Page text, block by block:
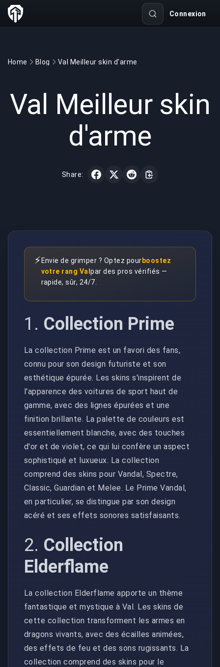
Connexion
Home Blog Val Meilleur skin d'arme
Val Meilleur skin
d'arme
Share:
⚡ Envie de grimper ? Optez pourboostez
votre rang Valpar des pros vérifiés —
rapide, sûr, 24/7.
1. Collection Prime
La collection Prime est un favori des fans,
connu pour son design futuriste et son
esthétique épurée. Les skins s'inspirent de
l'apparence des voitures de sport haut de
gamme, avec des lignes épurées et une
finition brillante. La palette de couleurs est
essentiellement blanche, avec des touches
d'or et de violet, ce qui lui confère un aspect
sophistiqué et luxueux. La collection
comprend des skins pour Vandal, Spectre,
Classic, Guardian et Melee. Le Prime Vandal,
en particulier, se distingue par son design
acéré et ses effets sonores satisfaisants.
2. Collection
Elderflame
La collection Elderflame apporte un thème
fantastique et mystique à Val. Les skins de
cette collection transforment les armes en
dragons vivants, avec des écailles animées,
des effets de feu et des sons rugissants. La
collection comprend des skins pour le